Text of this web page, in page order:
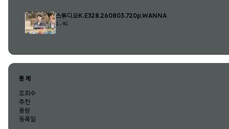
스튜디오K.E328.260803.720p.WANNA
1.4G
통계
조회수
추천
용량
등록일